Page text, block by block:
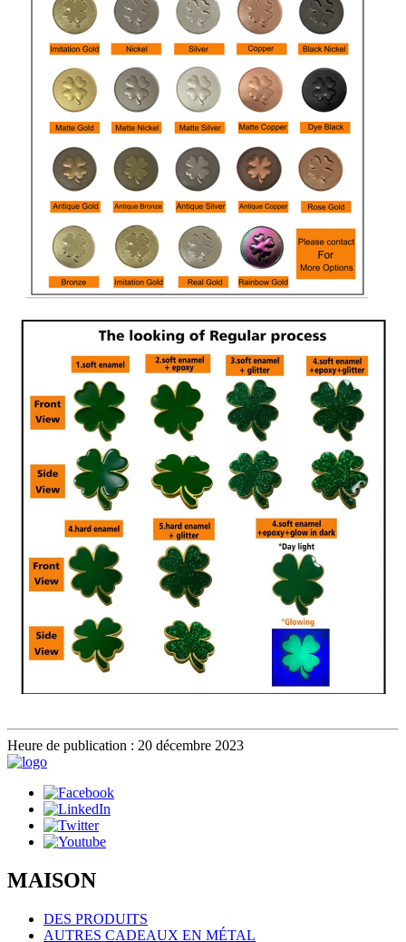
Heure de publication : 20 décembre 2023
MAISON
DES PRODUITS
AUTRES CADEAUX EN MÉTAL